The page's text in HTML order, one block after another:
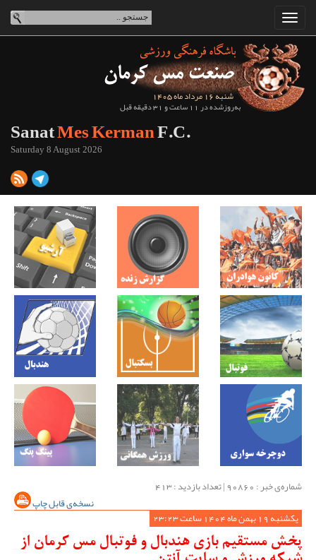
شنبه 16 مرداد ماه 1405
به‌روزشده در 11 ساعت و 31 دقیقه قبل
SanatMes KermanF.C.
Saturday 8 August 2026
شماره‌ی خبر : ‌90860 | تعداد بازدید : 413
نسخه‌ی قابل چاپ
یکشنبه 19 بهمن ماه 1404 ساعت 23:23
پخش مستقیم بازی هندبال و فوتبال مس کرمان از